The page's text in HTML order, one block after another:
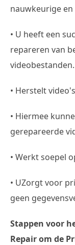
nauwkeurige
• U heeft een
repareren van
videobestanden.
• Herstelt
• Hiermee
gerepareerde
• Werkt soepel
• UZorgt voor
geen
Stappen voor
Repair om de